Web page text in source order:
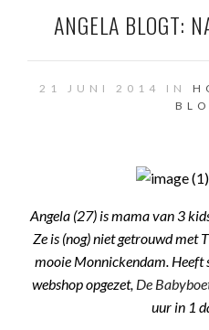
ANGELA BLOGT:
21 JUNI 2014 IN
Angela (27) is mama van 3
Ze is (nog) niet getrouwd met
mooie Monnickendam. Heeft
webshop opgezet, De
uur in 1